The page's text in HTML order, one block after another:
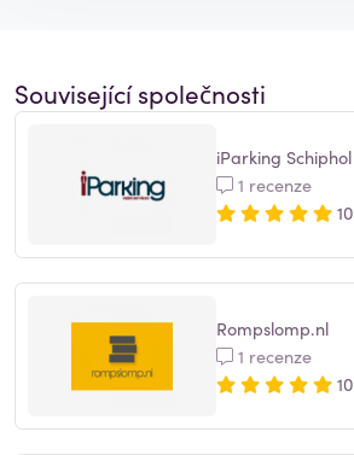
Související společnosti
iParking Schiphol
1 recenze
10
Rompslomp.nl
1 recenze
10